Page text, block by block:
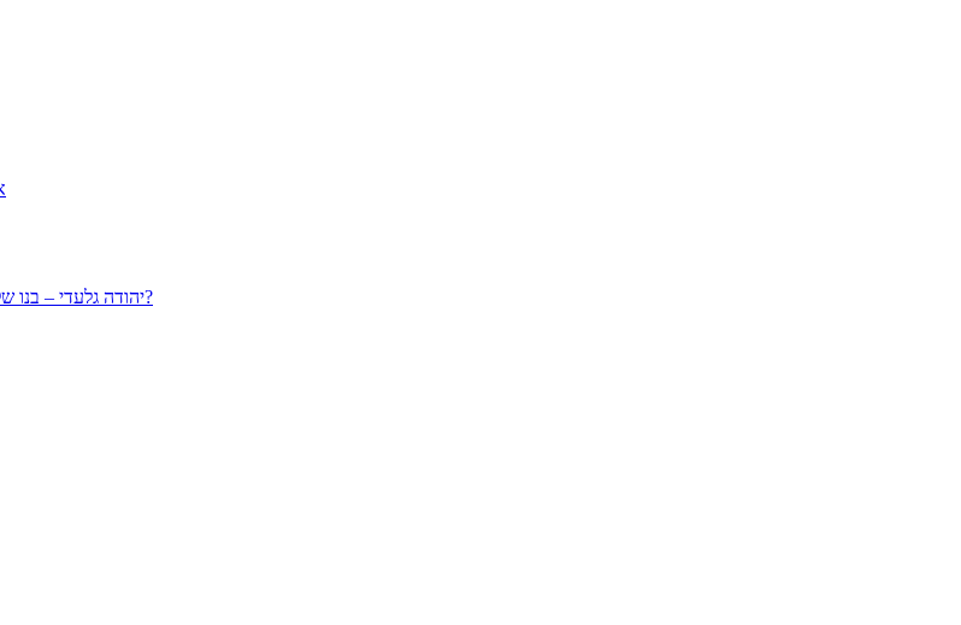
יהודה גלעדי – בנו של איתיאל גלעדי – תלמיד מובהק של הרב גיזבורג – האם יש תיקון לממזרות דאורייתא?